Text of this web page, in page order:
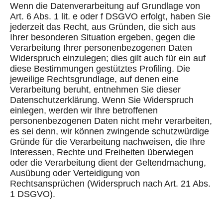
Wenn die Datenverarbeitung auf Grundlage von
Art. 6 Abs. 1 lit. e oder f DSGVO erfolgt, haben Sie
jederzeit das Recht, aus Gründen, die sich aus
Ihrer besonderen Situation ergeben, gegen die
Verarbeitung Ihrer personenbezogenen Daten
Widerspruch einzulegen; dies gilt auch für ein auf
diese Bestimmungen gestütztes Profiling. Die
jeweilige Rechtsgrundlage, auf denen eine
Verarbeitung beruht, entnehmen Sie dieser
Datenschutzerklärung. Wenn Sie Widerspruch
einlegen, werden wir Ihre betroffenen
personenbezogenen Daten nicht mehr verarbeiten,
es sei denn, wir können zwingende schutzwürdige
Gründe für die Verarbeitung nachweisen, die Ihre
Interessen, Rechte und Freiheiten überwiegen
oder die Verarbeitung dient der Geltendmachung,
Ausübung oder Verteidigung von
Rechtsansprüchen (Widerspruch nach Art. 21 Abs.
1 DSGVO).